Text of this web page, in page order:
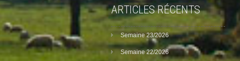
ARTICLES RÉCENTS
Semaine 23/2026
Semaine 22/2026